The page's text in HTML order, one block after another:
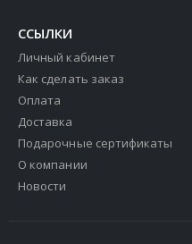
ССЫЛКИ
Личный кабинет
Как сделать заказ
Оплата
Доставка
Подарочные сертификаты
О компании
Новости